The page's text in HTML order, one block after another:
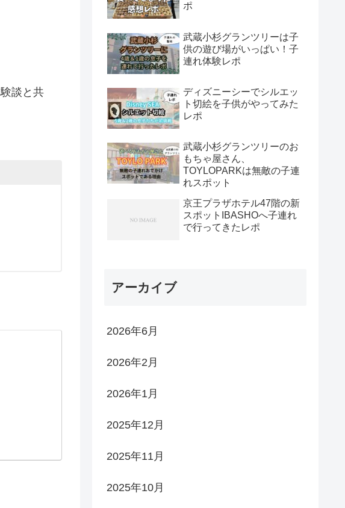
談と共
ポ
武蔵小杉グランツリーは子
供の遊び場がいっぱい！子
連れ体験レポ
ディズニーシーでシルエッ
ト切絵を子供がやってみた
レポ
武蔵小杉グランツリーのお
もちゃ屋さん、
TOYLOPARKは無敵の子連
れスポット
京王プラザホテル47階の新
スポットIBASHOへ子連れ
で行ってきたレポ
アーカイブ
2026年6月
2026年2月
2026年1月
2025年12月
2025年11月
2025年10月